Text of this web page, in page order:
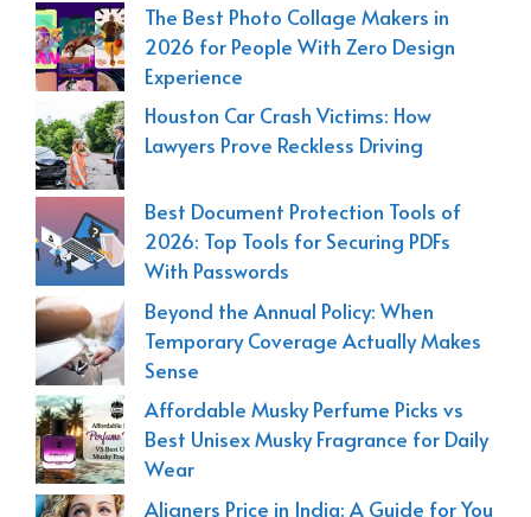
The Best Photo Collage Makers in
2026 for People With Zero Design
Experience
Houston Car Crash Victims: How
Lawyers Prove Reckless Driving
Best Document Protection Tools of
2026: Top Tools for Securing PDFs
With Passwords
Beyond the Annual Policy: When
Temporary Coverage Actually Makes
Sense
Affordable Musky Perfume Picks vs
Best Unisex Musky Fragrance for Daily
Wear
Aligners Price in India: A Guide for You